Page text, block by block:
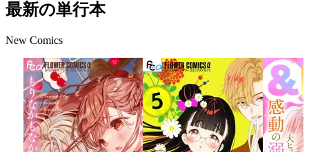
最新の単行本
New Comics